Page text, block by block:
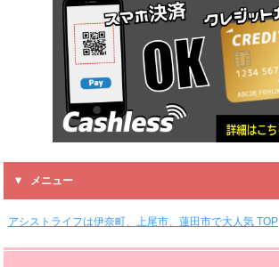
メニュー
アシストライフは伊奈町、上尾市、蓮田市で大人気 TOP